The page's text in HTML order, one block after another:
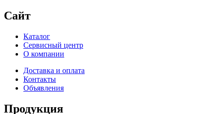
Сайт
Каталог
Сервисный центр
О компании
Доставка и оплата
Контакты
Объявления
Продукция